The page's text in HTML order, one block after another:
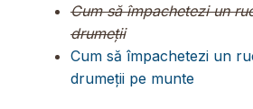
Cum să împachetezi un
drumeții
Cum să împachetezi un
drumeții pe munte